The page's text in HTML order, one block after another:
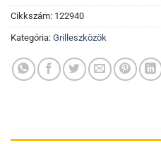
Cikkszám: 122940
Kategória: Grilleszközök